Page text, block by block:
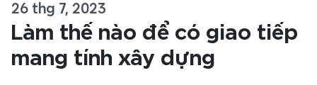
26 thg 7, 2023
Làm thế nào để có giao tiếp
mang tính xây dựng